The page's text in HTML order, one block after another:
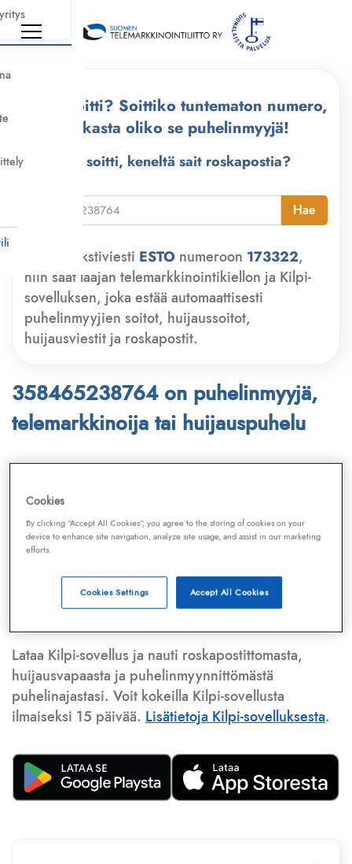
Kuka soitti? Soittiko tuntematon numero,
tarkasta oliko se puhelinmyyjä!
Kuka soitti, keneltä sait roskapostia?
Hae
Lähetä tekstiviesti ESTO numeroon 173322,
niin saat laajan telemarkkinointikiellon ja Kilpi-
sovelluksen, joka estää automaattisesti
puhelinmyyjien soitot, huijaussoitot,
huijausviestit ja roskapostit.
358465238764 on puhelinmyyjä,
telemarkkinoija tai huijauspuhelu
Telemarkkinointiliiton ja
puhelinmyyjienjatelemarkkinoijien numeroita.
Lisäksi tunnistamme automaattisesti, jos kyseessä on
puhelinhuijarin numero, sähköpostiosoitetai
huijausviesti. Tietokantaamme päivitetään jatkuvasti,
mikä varmistaa ajantasaisen suojan.
Lataa Kilpi-sovellus ja nauti roskapostittomasta,
huijausvapaasta ja puhelinmyynnittömästä
puhelinajastasi. Voit kokeilla Kilpi-sovellusta
ilmaiseksi 15 päivää. Lisätietoja Kilpi-sovelluksesta.
Cookies
By clicking “Accept All Cookies”, you agree to the storing of cookies on your
device to enhance site navigation, analyze site usage, and assist in our marketing
efforts.
Accept All Cookies
Cookies Settings